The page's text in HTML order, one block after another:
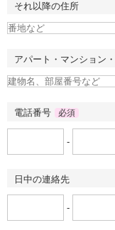
それ以降の住所
アパート・マンション
電話番号 必須
-
日中の連絡先
-